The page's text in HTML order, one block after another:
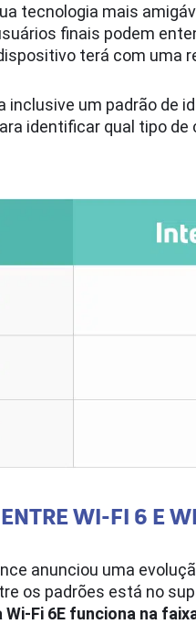
tecnologia mais
finais podem
terá com uma
inclusive um padrão de
identificar qual tipo de
WI-FI 6 E
anunciou uma
os padrões está no
Wi-Fi 6E funciona na